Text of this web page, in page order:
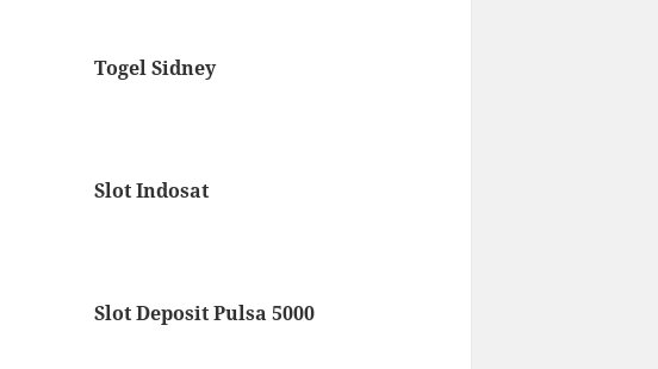
Togel Sidney
Slot Indosat
Slot Deposit Pulsa 5000